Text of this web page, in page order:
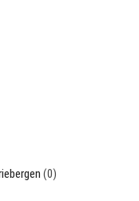
(0)